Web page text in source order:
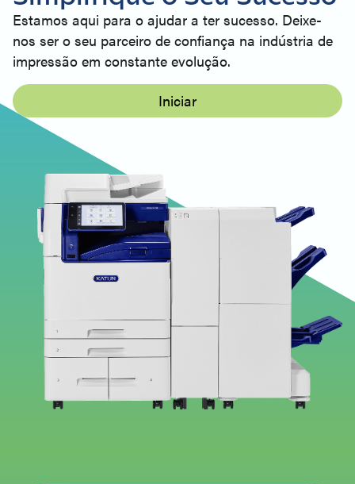
Estamos aqui para o ajudar a ter sucesso. Deixe-
nos ser o seu parceiro de confiança na indústria de
impressão em constante evolução.
Iniciar